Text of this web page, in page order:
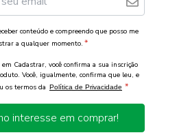
conteúdo e compreendo que posso me
a qualquer momento. *
em Cadastrar, você confirma a sua inscrição
Você, igualmente, confirma que leu, e
os termos da Política de Privacidade *
interesse em comprar!